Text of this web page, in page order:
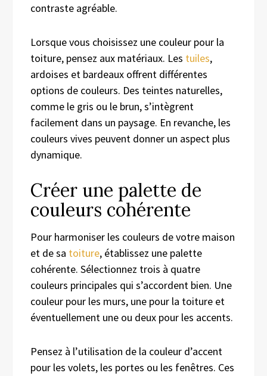
contraste agréable.
Lorsque vous choisissez une couleur pour la
toiture, pensez aux matériaux. Les tuiles,
ardoises et bardeaux offrent différentes
options de couleurs. Des teintes naturelles,
comme le gris ou le brun, s’intègrent
facilement dans un paysage. En revanche, les
couleurs vives peuvent donner un aspect plus
dynamique.
Créer une palette de
couleurs cohérente
Pour harmoniser les couleurs de votre maison
et de sa toiture, établissez une palette
cohérente. Sélectionnez trois à quatre
couleurs principales qui s’accordent bien. Une
couleur pour les murs, une pour la toiture et
éventuellement une ou deux pour les accents.
Pensez à l’utilisation de la couleur d’accent
pour les volets, les portes ou les fenêtres. Ces